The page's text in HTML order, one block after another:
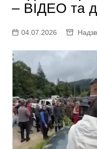
– ВІДEO тa
04.07.2026